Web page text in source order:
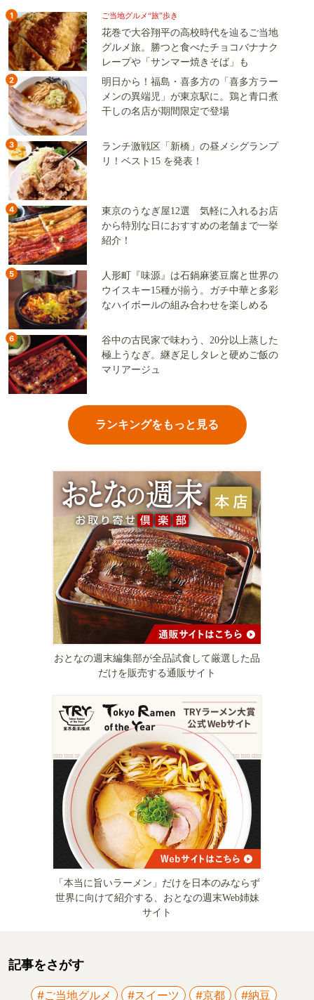
1 ご当地グルメ“旅”歩き
花巻で大谷翔平の高校時代を辿るご当地
グルメ旅。勝つと食べたチョコバナナク
レープや「サンマー焼きそば」も
2
明日から！福島・喜多方の「喜多方ラー
メンの異端児」が東京駅に。鶏と青口煮
干しの名店が期間限定で登場
3
ランチ激戦区「新橋」の昼メシグランプ
リ！ベスト15 を発表！
4
東京のうなぎ屋12選 気軽に入れるお店
から特別な日におすすめの老舗まで一挙
紹介！
5
人形町『味源』は石鍋麻婆豆腐と世界の
ウイスキー15種が揃う。ガチ中華と多彩
なハイボールの組み合わせを楽しめる
6
谷中の古民家で味わう、20分以上蒸した
極上うなぎ。継ぎ足しタレと硬めご飯の
マリアージュ
ランキングをもっと見る
おとなの週末編集部が全品試食して厳選した品
だけを販売する通販サイト
「本当に旨いラーメン」だけを日本のみならず
世界に向けて紹介する、おとなの週末Web姉妹
サイト
記事をさがす
#ご当地グルメ #スイーツ #京都 #納豆